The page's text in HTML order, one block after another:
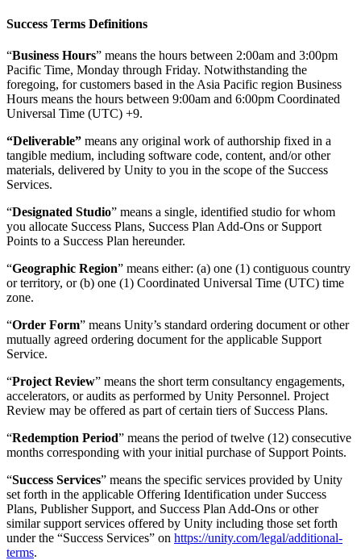
Success Terms Definitions
“Business Hours” means the hours between 2:00am and 3:00pm
Pacific Time, Monday through Friday. Notwithstanding the
foregoing, for customers based in the Asia Pacific region Business
Hours means the hours between 9:00am and 6:00pm Coordinated
Universal Time (UTC) +9.
“Deliverable” means any original work of authorship fixed in a
tangible medium, including software code, content, and/or other
materials, delivered by Unity to you in the scope of the Success
Services.
“Designated Studio” means a single, identified studio for whom
you allocate Success Plans, Success Plan Add-Ons or Support
Points to a Success Plan hereunder.
“Geographic Region” means either: (a) one (1) contiguous country
or territory, or (b) one (1) Coordinated Universal Time (UTC) time
zone.
“Order Form” means Unity’s standard ordering document or other
mutually agreed ordering document for the applicable Support
Service.
“Project Review” means the short term consultancy engagements,
accelerators, or audits as performed by Unity Personnel. Project
Review may be offered as part of certain tiers of Success Plans.
“Redemption Period” means the period of twelve (12) consecutive
months corresponding with your initial purchase of Support Points.
“Success Services” means the specific services provided by Unity
set forth in the applicable Offering Identification under Success
Plans, Publisher Support, and Success Plan Add-Ons or other
similar support services offered by Unity including those set forth
under the “Success Services” on https://unity.com/legal/additional-
terms.